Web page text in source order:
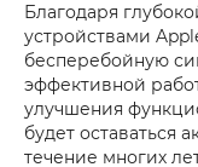
Благодаря
устройствами
бесперебойную
эффективной
улучшения
будет оставаться
течение многих